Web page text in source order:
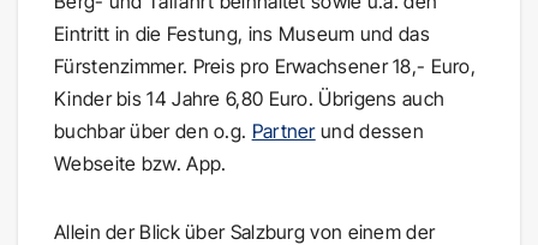
Eintritt in die Festung, ins Museum und das
Fürstenzimmer. Preis pro Erwachsener 18,- Euro,
Kinder bis 14 Jahre 6,80 Euro. Übrigens auch
buchbar über den o.g. Partnerund dessen
Webseite bzw. App.
Allein der Blick über Salzburg von einem der